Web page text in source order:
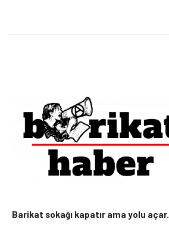
Barikat sokağı kapatır ama yolu açar.